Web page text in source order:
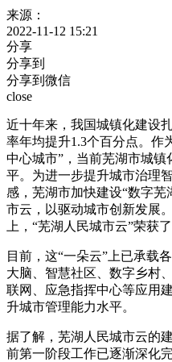
来源：
2022-11-12 15:21
分享
分享到
分享到微信
close
近十年来，我国城镇化建设
率年均提升1.3个百分点。作
中心城市”，当前芜湖市城镇
平。为进一步提升城市治理
感，芜湖市加快建设“数字
市云，以驱动城市创新发展
上，“芜湖人民城市云”荣获
目前，这“一朵云”上已承载
大脑、智慧社区、数字乡村
联网、应急指挥中心等应用
升城市管理能力水平。
据了解，芜湖人民城市云的
前第一阶段工作已逐渐深化